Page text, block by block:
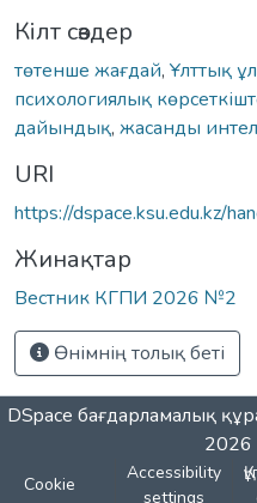
Кілт сөздер
төтенше жағдай, Ұлттық
психологиялық
дайындық, жасанды
URI
https://dspace.ksu.edu.kz/
Жинақтар
Вестник КГПИ 2026 №2
Өнімнің толық беті
DSpace бағдарламалық
2026
Cookie
Accessibility
settings